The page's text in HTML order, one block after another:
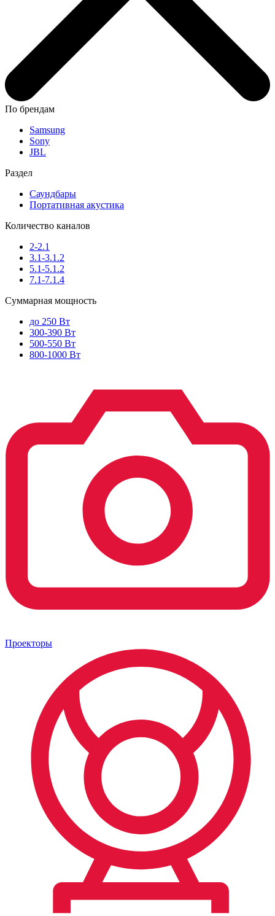
По брендам
Samsung
Sony
JBL
Раздел
Саундбары
Портативная акустика
Количество каналов
2-2.1
3.1-3.1.2
5.1-5.1.2
7.1-7.1.4
Суммарная мощность
до 250 Вт
300-390 Вт
500-550 Вт
800-1000 Вт
Проекторы